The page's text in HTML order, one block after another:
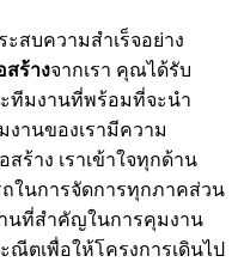
สบความสำเร็จอย่าง
สร้างจากเรา คุณได้รับ
ทีมงานที่พร้อมที่จะนำ
านของเรามีความ
ร้าง เราเข้าใจทุกด้าน
ในการจัดการทุกภาคส่วน
นที่สำคัญในการคุมงาน
ณีตเพื่อให้โครงการเดินไป